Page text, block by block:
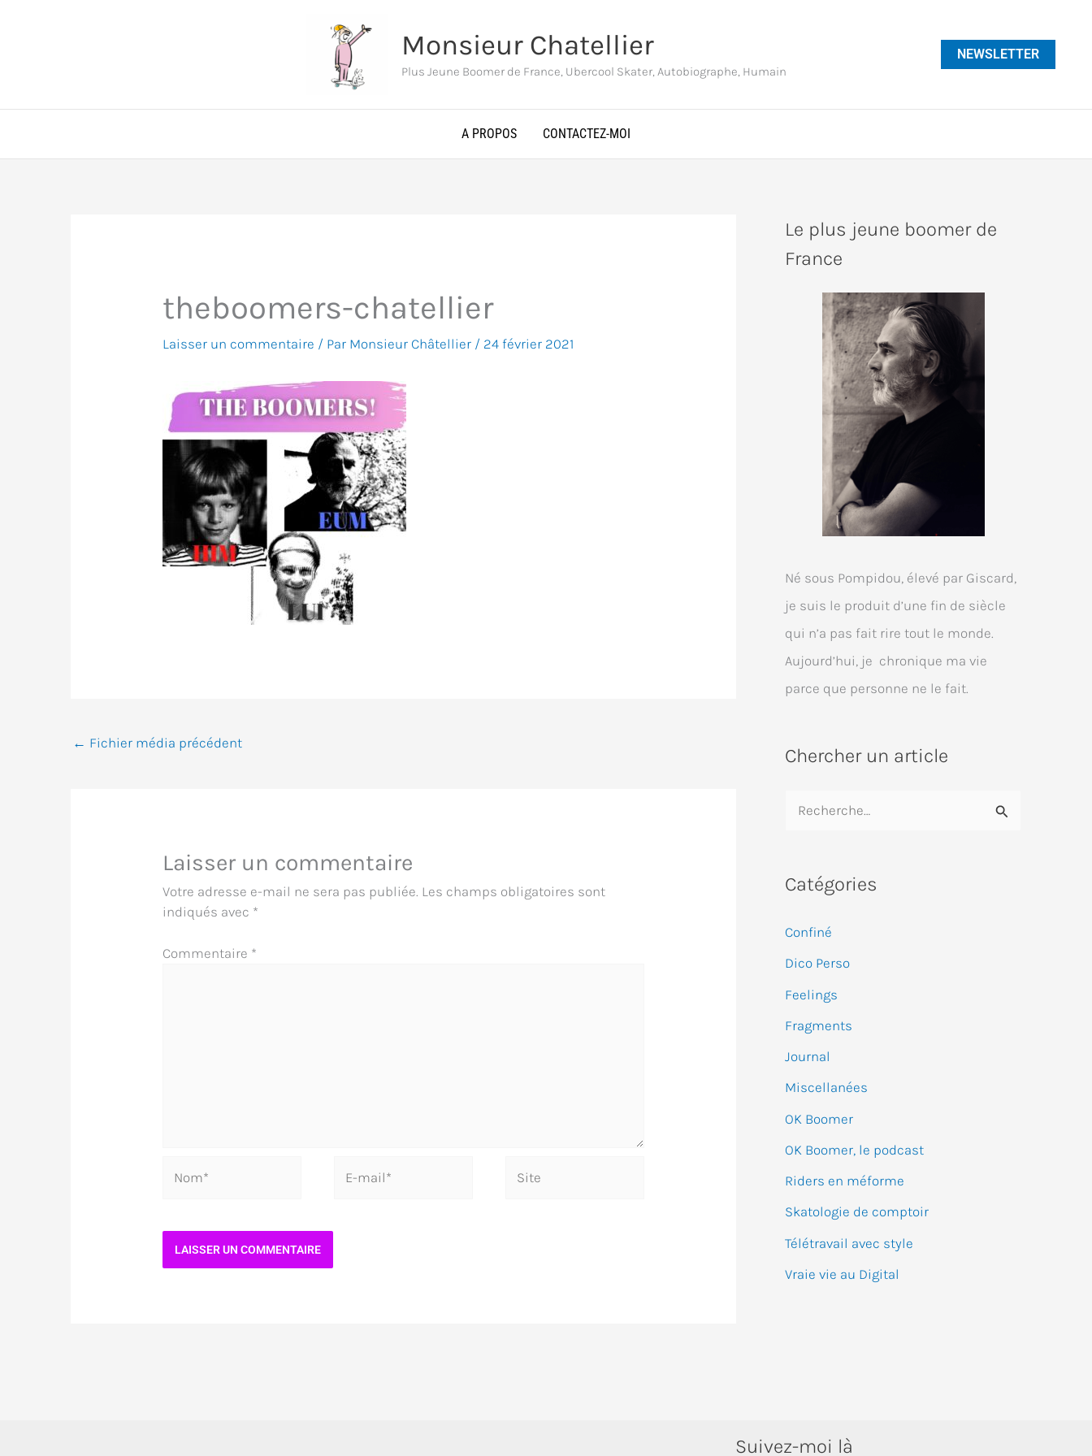
Monsieur Chatellier
Plus Jeune Boomer de France, Ubercool Skater, Autobiographe, Humain
NEWSLETTER
A PROPOS CONTACTEZ-MOI
theboomers-chatellier
Laisser un commentaire / Par Monsieur Châtellier / 24 février 2021
← Fichier média précédent
Laisser un commentaire
Votre adresse e-mail ne sera pas publiée. Les champs obligatoires sont
indiqués avec *
Commentaire *
mail*
Le plus jeune boomer de
France
Né sous Pompidou, élevé par Giscard,
je suis le produit d’une fin de siècle
qui n’a pas fait rire tout le monde.
Aujourd’hui, je chronique ma vie
parce que personne ne le fait.
Chercher un article
h
r
c
h
e
r
Catégories
Confiné
Dico Perso
Feelings
Fragments
Journal
Miscellanées
OK Boomer
OK Boomer, le podcast
Riders en méforme
Skatologie de comptoir
Télétravail avec style
Vraie vie au Digital
Suivez-moi là